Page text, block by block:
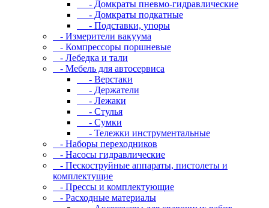
- Домкраты пневмо-гидравлические
- Домкраты подкатные
- Подставки, упоры
- Измерители вакуума
- Компрессоры поршневые
- Лебедка и тали
- Мебель для автосервиса
- Верстаки
- Держатели
- Лежаки
- Стулья
- Сумки
- Тележки инструментальные
- Наборы переходников
- Насосы гидравлические
- Пескоструйные аппараты, пистолеты и
комплектущие
- Прессы и комплектующие
- Расходные материалы